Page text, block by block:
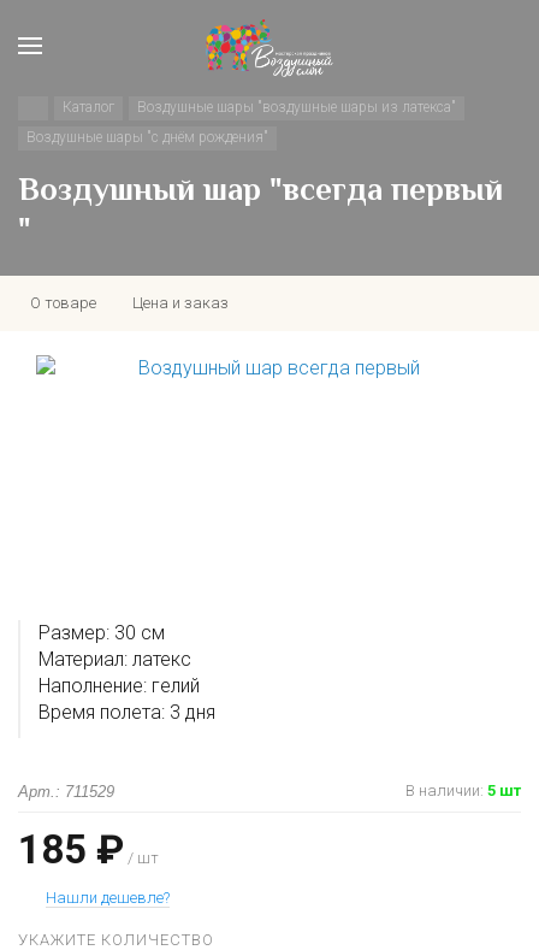
Каталог
Воздушные шары "воздушные шары из латекса"
Воздушные шары "с днём рождения"
Воздушный шар "всегда первый
"
О товаре Цена и заказ
Размер: 30 см
Материал: латекс
Наполнение: гелий
Время полета: 3 дня
Арт.: 711529 В наличии: 5 шт
185 ₽ / шт
Нашли дешевле?
УКАЖИТЕ КОЛИЧЕСТВО